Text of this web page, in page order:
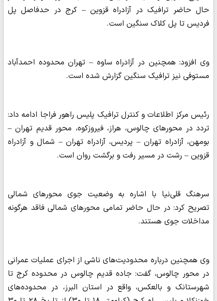
حال حاضر ترافیک در آزادراه قزوین – کرج در حدفاصل پل
فردیس تا پل کلاک سنگین است.
وی افزود: همچنین در آزادراه ساوه – تهران محدوده احمدآباد
مستوفی نیز ترافیک سنگین گزارش شده است.
رئیس مرکز اطلاعات و کنترل ترافیک پلیس راهور فراجا ادامه داد:
تردد در محورهای چالوس، هراز، فیروزکوه، محور قدیم تهران –
بومهن، آزادراه تهران – پردیس، آزادراه تهران – شمال و آزادراه
قزوین – رشت در مسیر رفت و برگشت روان است.
سرهنگ قلی‌نیا با اشاره به وضعیت جوی محورهای شمالی
تصریح کرد: در حال حاضر تمامی محورهای شمالی فاقد هرگونه
مداخلات جوی هستند.
وی همچنین درباره محدودیت‌های ناشی از اجرای عملیات عمرانی
در محور چالوس، گفت: جاده قدیم چالوس در محدوده کرج تا
شهرستانک و بالعکس، واقع در استان البرز، در محدوده‌های